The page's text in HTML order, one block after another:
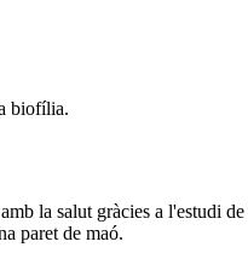
biofília.
la salut gràcies a l'estudi de
paret de maó.